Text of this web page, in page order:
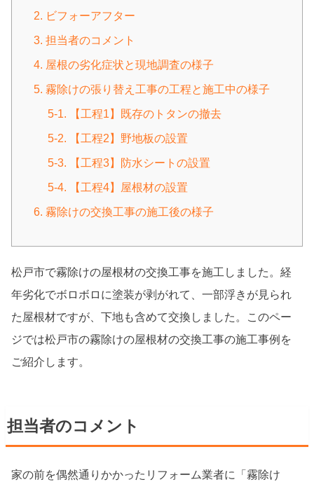
2. ビフォーアフター
3. 担当者のコメント
4. 屋根の劣化症状と現地調査の様子
5. 霧除けの張り替え工事の工程と施工中の様子
5-1. 【工程1】既存のトタンの撤去
5-2. 【工程2】野地板の設置
5-3. 【工程3】防水シートの設置
5-4. 【工程4】屋根材の設置
6. 霧除けの交換工事の施工後の様子
松戸市で霧除けの屋根材の交換工事を施工しました。経
年劣化でボロボロに塗装が剥がれて、一部浮きが見られ
た屋根材ですが、下地も含めて交換しました。このペー
ジでは松戸市の霧除けの屋根材の交換工事の施工事例を
ご紹介します。
担当者のコメント
家の前を偶然通りかかったリフォーム業者に「霧除け